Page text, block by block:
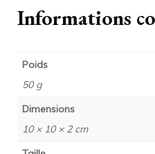
Informations
Poids
50 g
Dimensions
10 × 10 × 2 cm